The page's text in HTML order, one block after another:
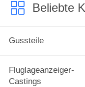
Beliebte
Gussteile
Fluglageanzeiger-
Castings